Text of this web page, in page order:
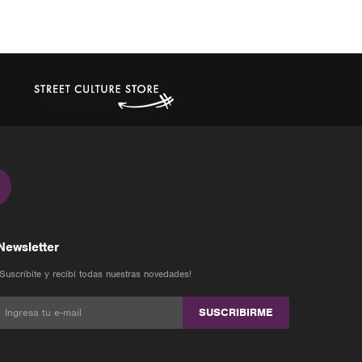
y recibí todas nuestras novedades!
SUSCRIBIRME